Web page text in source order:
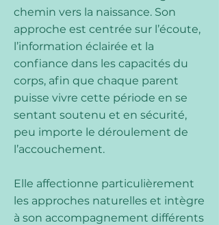
chemin vers la naissance. Son
approche est centrée sur l’écoute,
l’information éclairée et la
confiance dans les capacités du
corps, afin que chaque parent
puisse vivre cette période en se
sentant soutenu et en sécurité,
peu importe le déroulement de
l’accouchement.
Elle affectionne particulièrement
les approches naturelles et intègre
à son accompagnement différents